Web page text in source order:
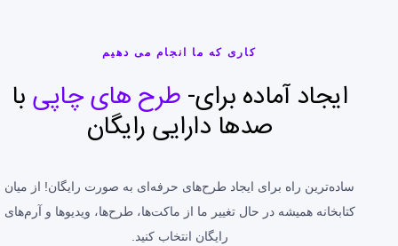
کاری که ما انجام می دهیم
ایجاد آماده برای-طرح های چاپیبا
صدها دارایی رایگان
ساده‌ترین راه برای ایجاد طرح‌های حرفه‌ای به صورت رایگان! از میان
کتابخانه همیشه در حال تغییر ما از ماکت‌ها، طرح‌ها، ویدیوها و آرم‌های
رایگان انتخاب کنید.